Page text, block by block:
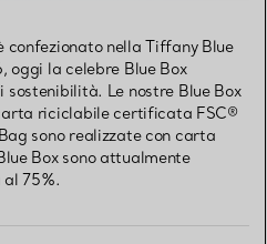
confezionato nella Tiffany Blue
oggi la celebre Blue Box
Le nostre Blue Box
riciclabile certificata FSC®
sono realizzate con carta
Box sono attualmente
75%.